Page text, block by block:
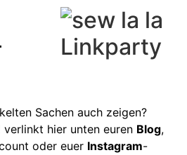
Sachen auch zeigen?
hier unten euren Blog,
oder euer Instagram-